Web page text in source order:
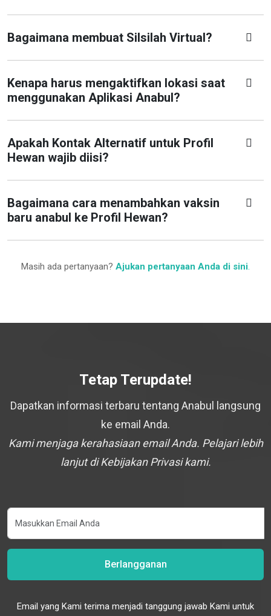
Bagaimana membuat Silsilah Virtual?
Kenapa harus mengaktifkan lokasi saat
menggunakan Aplikasi Anabul?
Apakah Kontak Alternatif untuk Profil
Hewan wajib diisi?
Bagaimana cara menambahkan vaksin
baru anabul ke Profil Hewan?
Masih ada pertanyaan? Ajukan pertanyaan Anda di sini.
Tetap Terupdate!
Dapatkan informasi terbaru tentang Anabul langsung
ke email Anda.
Kami menjaga kerahasiaan email Anda. Pelajari lebih
lanjut di Kebijakan Privasi kami.
Berlangganan
Email yang Kami terima menjadi tanggung jawab Kami untuk